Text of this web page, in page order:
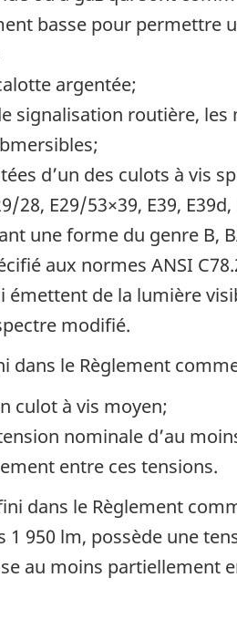
basse pour permettre
argentée;
signalisation routière,
d’un des culots à vis
28, E29/53×39, E39, E39d,
une forme du genre B,
aux normes ANSI
émettent de la lumière
modifié.
dans le Règlement
culot à vis moyen;
nominale d’au
entre ces tensions.
dans le Règlement
1 950 lm, possède une
au moins partiellement